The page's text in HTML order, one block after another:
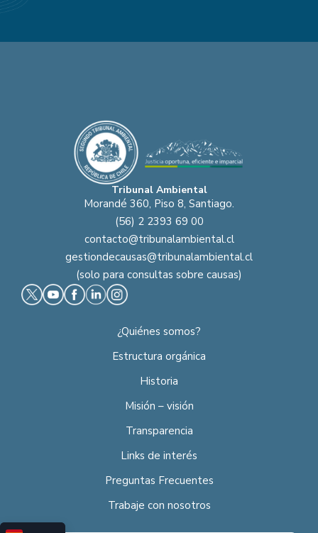
Tribunal Ambiental
Morandé 360, Piso 8, Santiago.
(56) 2 2393 69 00
contacto@tribunalambiental.cl
gestiondecausas@tribunalambiental.cl
(solo para consultas sobre causas)
¿Quiénes somos?
Estructura orgánica
Historia
Misión – visión
Transparencia
Links de interés
Preguntas Frecuentes
Trabaje con nosotros